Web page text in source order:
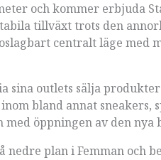
och kommer erbjuda
tillväxt trots den
centralt läge med
sina outlets sälja
bland annat
med öppningen av den
plan i Femman och